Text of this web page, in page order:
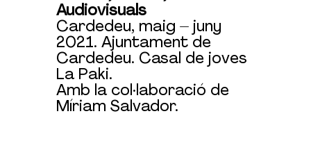
Audiovisuals
Cardedeu, maig – juny
2021. Ajuntament de
Cardedeu. Casal de joves
La Paki.
Amb la col·laboració de
Míriam Salvador.